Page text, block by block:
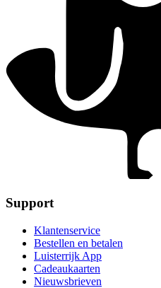
Support
Klantenservice
Bestellen en betalen
Luisterrijk App
Cadeaukaarten
Nieuwsbrieven